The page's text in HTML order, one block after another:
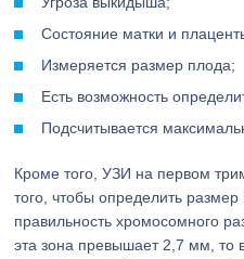
Состояние матки и
Измеряется размер плода;
Есть возможность
Подсчитывается
Кроме того, УЗИ на первом
того, чтобы определить
правильность хромосомного
эта зона превышает 2,7 мм, то